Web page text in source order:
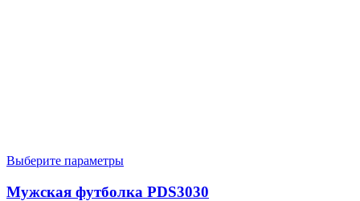
Выберите параметры
Мужская футболка PDS3030